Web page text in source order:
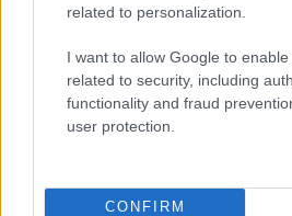
related to personalization.
I want to allow Google to
related to security, including
functionality and fraud
user protection.
CONFIRM
Mohlo by vás